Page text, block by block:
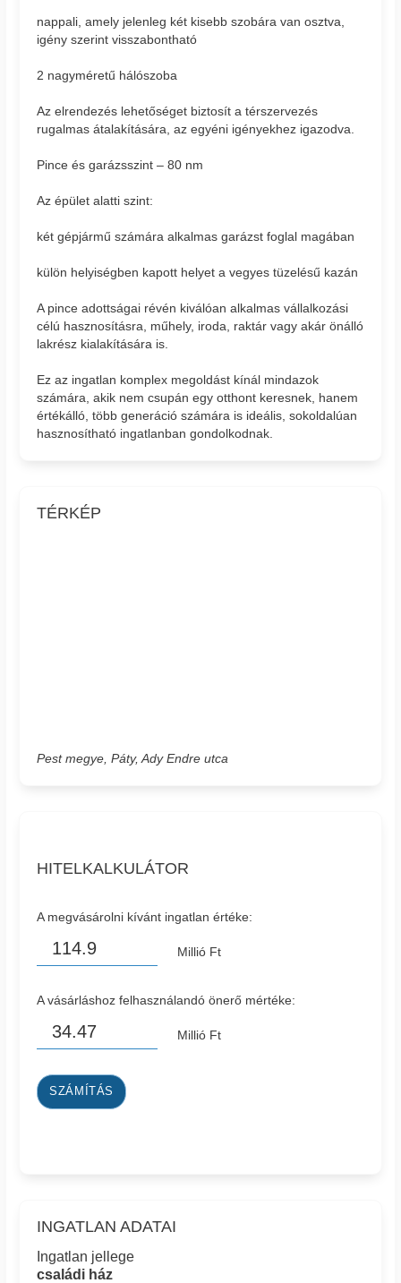
nappali, amely jelenleg két kisebb szobára van osztva,
igény szerint visszabontható
2 nagyméretű hálószoba
Az elrendezés lehetőséget biztosít a térszervezés
rugalmas átalakítására, az egyéni igényekhez igazodva.
Pince és garázsszint – 80 nm
Az épület alatti szint:
két gépjármű számára alkalmas garázst foglal magában
külön helyiségben kapott helyet a vegyes tüzelésű kazán
A pince adottságai révén kiválóan alkalmas vállalkozási
célú hasznosításra, műhely, iroda, raktár vagy akár önálló
lakrész kialakítására is.
Ez az ingatlan komplex megoldást kínál mindazok
számára, akik nem csupán egy otthont keresnek, hanem
értékálló, több generáció számára is ideális, sokoldalúan
hasznosítható ingatlanban gondolkodnak.
TÉRKÉP
Pest megye, Páty, Ady Endre utca
HITELKALKULÁTOR
A megvásárolni kívánt ingatlan értéke:
Millió Ft
A vásárláshoz felhasználandó önerő mértéke:
Millió Ft
SZÁMÍTÁS
INGATLAN ADATAI
Ingatlan jellege
családi ház